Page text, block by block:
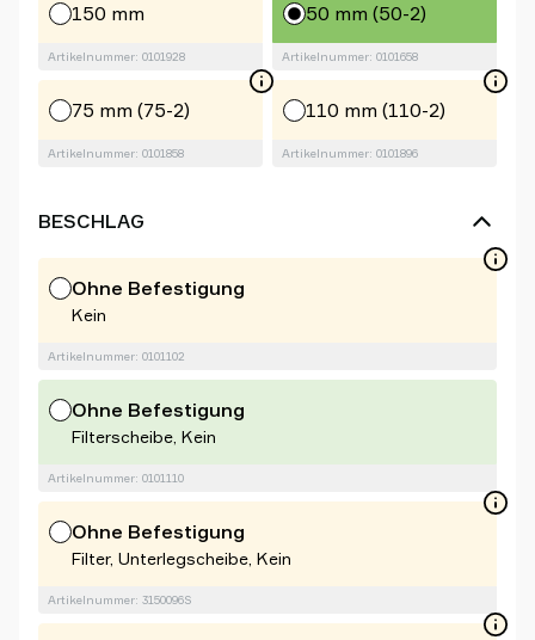
150 mm
Artikelnummer: 0101928
50 mm (50-2)
Artikelnummer: 0101658
75 mm (75-2)
Artikelnummer: 0101858
110 mm (110-2)
Artikelnummer: 0101896
BESCHLAG
Ohne Befestigung
Kein
Artikelnummer: 0101102
Ohne Befestigung
Filterscheibe, Kein
Artikelnummer: 0101110
Ohne Befestigung
Filter, Unterlegscheibe, Kein
Artikelnummer: 3150096S